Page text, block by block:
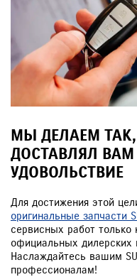
МЫ ДЕЛАЕМ ТАК,
ДОСТАВЛЯЛ ВАМ
УДОВОЛЬСТВИЕ
Для достижения этой
оригинальные запчасти
сервисных работ
официальных дилерских
Наслаждайтесь вашим
профессионалам!